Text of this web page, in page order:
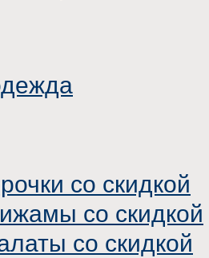
со скидкой
со скидкой
со скидкой